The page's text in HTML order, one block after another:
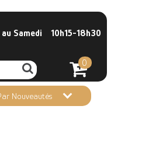
10h15-18h30
Samedi
0
Nouveautés